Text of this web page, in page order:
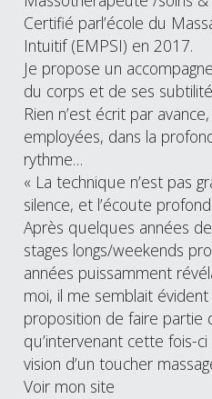
Certifié parl’école du
Intuitif (EMPSI) en 2017.
Je propose un
du corps et de ses
Rien n’est écrit par
employées, dans la
rythme…
« La technique n’est pas
silence, et l’écoute
Après quelques années
stages longs/weekends
années puissamment
moi, il me semblait évident
proposition de faire partie
qu’intervenant cette fois-
vision d’un toucher
Voir mon site